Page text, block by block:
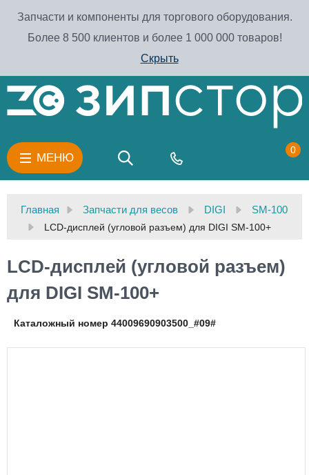
Запчасти и компоненты для торгового оборудования.
Более 8 500 клиентов и более 1 000 000 товаров!
Скрыть
МЕНЮ
0
Главная Запчасти для весов DIGI SM-100
LCD-дисплей (угловой разъем) для DIGI SM-100+
LCD-дисплей (угловой разъем)
для DIGI SM-100+
Каталожный номер 44009690903500_#09#